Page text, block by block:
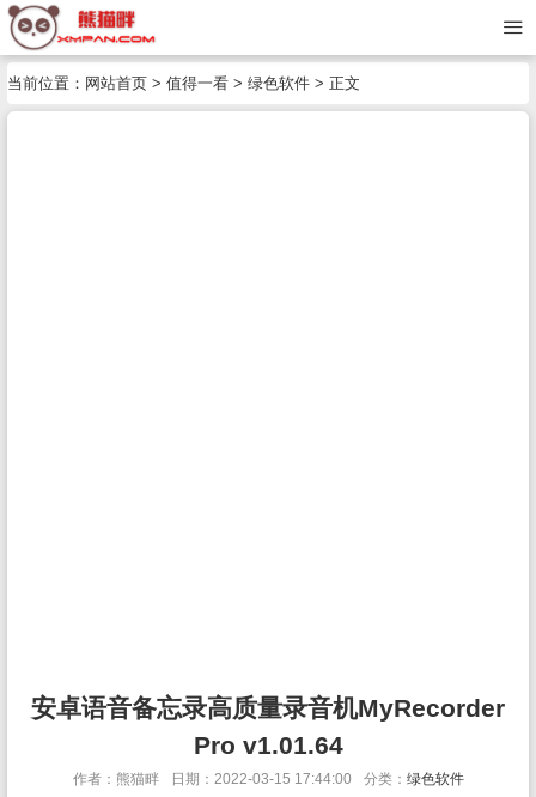
当前位置： 网站首页 > 值得一看 > 绿色软件 > 正文
安卓语音备忘录高质量录音机MyRecorder
Pro v1.01.64
作者：熊猫畔 日期：2022-03-15 17:44:00 分类： 绿色软件